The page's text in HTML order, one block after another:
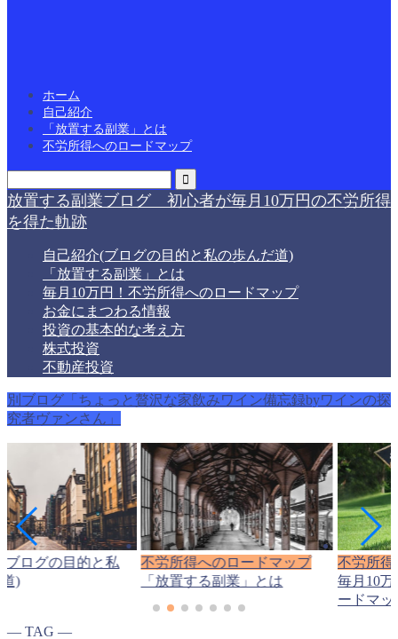
ホーム
自己紹介
「放置する副業」とは
不労所得へのロードマップ
放置する副業ブログ 初心者が毎月10万円の不労所得
を得た軌跡
自己紹介(ブログの目的と私の歩んだ道)
「放置する副業」とは
毎月10万円！不労所得へのロードマップ
お金にまつわる情報
投資の基本的な考え方
株式投資
不動産投資
別ブログ「ちょっと贅沢な家飲みワイン備忘録byワインの探
究者ヴァンさん」
ブログの目的と私
)
不労所得へのロードマップ
「放置する副業」とは
不労所得
毎月10
ードマッ
― TAG ―